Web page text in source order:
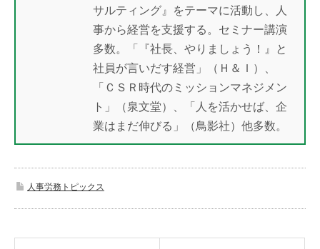
サルティング』をテーマに活動し、人
事から経営を支援する。セミナー講演
多数。「『社長、やりましょう！』と
社員が言いだす経営」（Ｈ＆Ｉ）、
「ＣＳＲ時代のミッションマネジメン
ト」（泉文堂）、「人を活かせば、企
業はまだ伸びる」（鳥影社）他多数。
人事労務トピックス